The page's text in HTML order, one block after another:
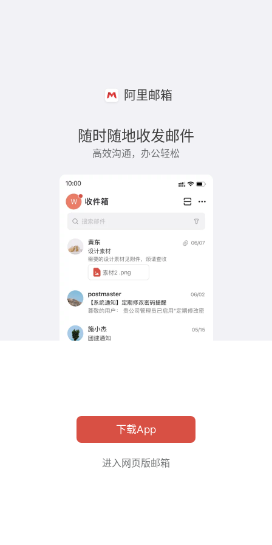
阿里邮箱
随时随地收发邮件
高效沟通，办公轻松
下载App
进入网页版邮箱